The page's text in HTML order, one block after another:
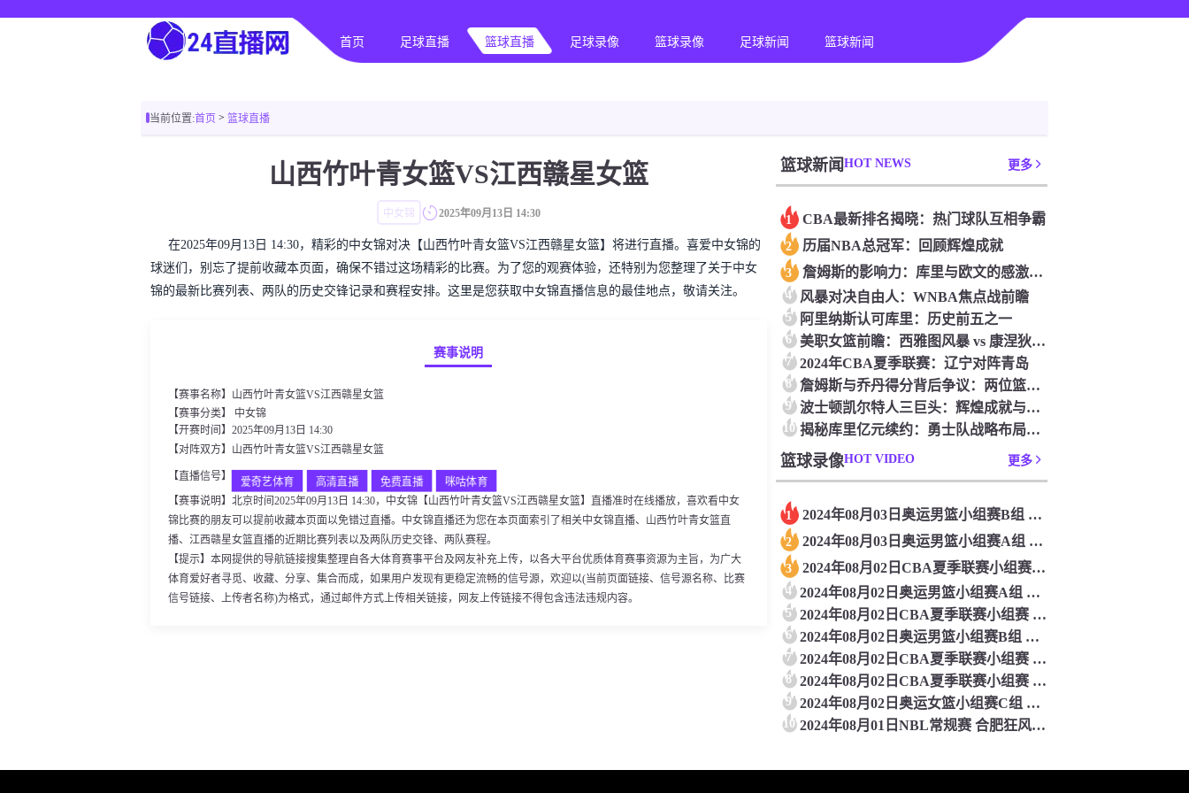
首页 足球直播 篮球直播 足球录像 篮球录像 足球新闻 篮球新闻
当前位置:首页 > 篮球直播
山西竹叶青女篮VS江西赣星女篮
中女锦 2025年09月13日 14:30
在2025年09月13日 14:30，精彩的中女锦对决【山西竹叶青女篮VS江西赣星女篮】将进行直播。喜爱中女锦的
球迷们，别忘了提前收藏本页面，确保不错过这场精彩的比赛。为了您的观赛体验，还特别为您整理了关于中女
锦的最新比赛列表、两队的历史交锋记录和赛程安排。这里是您获取中女锦直播信息的最佳地点，敬请关注。
赛事说明
【赛事名称】山西竹叶青女篮VS江西赣星女篮
【赛事分类】 中女锦
【开赛时间】2025年09月13日 14:30
【对阵双方】山西竹叶青女篮VS江西赣星女篮
【直播信号】 爱奇艺体育 高清直播 免费直播 咪咕体育
【赛事说明】北京时间2025年09月13日 14:30，中女锦【山西竹叶青女篮VS江西赣星女篮】直播准时在线播放，喜欢看中女
锦比赛的朋友可以提前收藏本页面以免错过直播。中女锦直播还为您在本页面索引了相关中女锦直播、山西竹叶青女篮直
播、江西赣星女篮直播的近期比赛列表以及两队历史交锋、两队赛程。
【提示】本网提供的导航链接搜集整理自各大体育赛事平台及网友补充上传，以各大平台优质体育赛事资源为主旨，为广大
体育爱好者寻觅、收藏、分享、集合而成，如果用户发现有更稳定流畅的信号源，欢迎以(当前页面链接、信号源名称、比赛
信号链接、上传者名称)为格式，通过邮件方式上传相关链接，网友上传链接不得包含违法违规内容。
篮球新闻 HOT NEWS 更多
1 CBA最新排名揭晓：热门球队互相争霸
2 历届NBA总冠军：回顾辉煌成就
3 詹姆斯的影响力：库里与欧文的感激与期待
4 ‌风暴对决自由人：‌WNBA焦点战前瞻‌
5 ‌阿里纳斯认可库里：‌历史前五之一
6 美职女篮前瞻：‌西雅图风暴 vs 康涅狄格太阳
7 2024年CBA夏季联赛：辽宁对阵青岛
8 詹姆斯与乔丹得分背后争议：两位篮球传奇的比较与评价
9 波士顿凯尔特人三巨头：辉煌成就与精神力量
10 揭秘库里亿元续约：勇士队战略布局与争冠雄心的交织之谜
篮球录像HOT VIDEO 更多
1 2024年08月03日奥运男篮小组赛B组 法国男篮VS德国男篮 全场录像
2 2024年08月03日奥运男篮小组赛A组 加拿大男篮VS西班牙男篮 全场录像
3 2024年08月02日CBA夏季联赛小组赛 广州VS天津 全场录像
4 2024年08月02日奥运男篮小组赛A组 澳大利亚男篮VS希腊男篮 全场录像
5 2024年08月02日CBA夏季联赛小组赛 宁波VS同曦 全场录像
6 2024年08月02日奥运男篮小组赛B组 日本男篮VS巴西男篮 全场录像
7 2024年08月02日CBA夏季联赛小组赛 青岛VS江苏 全场录像
8 2024年08月02日CBA夏季联赛小组赛 福建VS上海 全场录像
9 2024年08月02日奥运女篮小组赛C组 比利时女篮VS美国女篮 全场录像
10 2024年08月01日NBL常规赛 合肥狂风峻茂VS安徽文一 全场录像